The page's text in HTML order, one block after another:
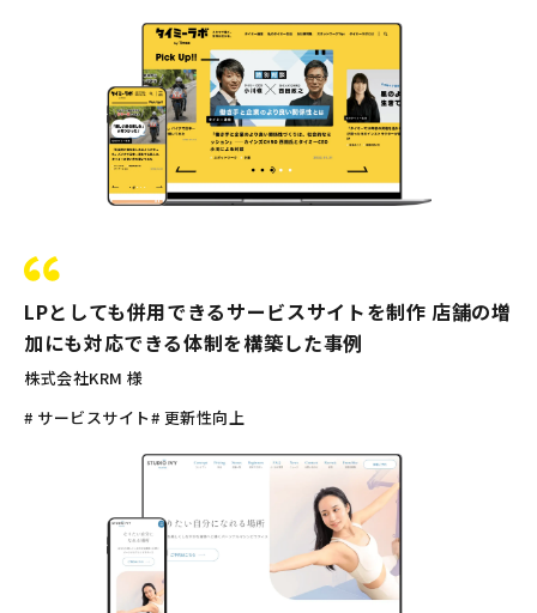
LPとしても併用できるサービスサイトを制作 店舗の増
加にも対応できる体制を構築した事例
株式会社KRM 様
# サービスサイト# 更新性向上